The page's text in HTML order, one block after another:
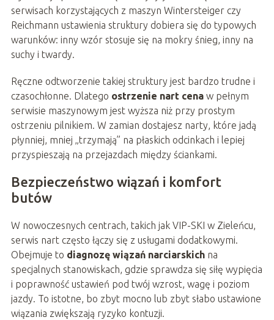
serwisach korzystających z maszyn Wintersteiger czy
Reichmann ustawienia struktury dobiera się do typowych
warunków: inny wzór stosuje się na mokry śnieg, inny na
suchy i twardy.
Ręczne odtworzenie takiej struktury jest bardzo trudne i
czasochłonne. Dlatego ostrzenie nart cenaw pełnym
serwisie maszynowym jest wyższa niż przy prostym
ostrzeniu pilnikiem. W zamian dostajesz narty, które jadą
płynniej, mniej „trzymają” na płaskich odcinkach i lepiej
przyspieszają na przejazdach między ściankami.
Bezpieczeństwo wiązań i komfort
butów
W nowoczesnych centrach, takich jak VIP-SKI w Zieleńcu,
serwis nart często łączy się z usługami dodatkowymi.
Obejmuje to diagnozę wiązań narciarskichna
specjalnych stanowiskach, gdzie sprawdza się siłę wypięcia
i poprawność ustawień pod twój wzrost, wagę i poziom
jazdy. To istotne, bo zbyt mocno lub zbyt słabo ustawione
wiązania zwiększają ryzyko kontuzji.